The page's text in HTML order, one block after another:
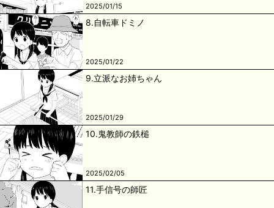
2025/01/15
8.自転車ドミノ
2025/01/22
9.立派なお姉ちゃん
2025/01/29
10.鬼教師の鉄槌
2025/02/05
11.手信号の師匠